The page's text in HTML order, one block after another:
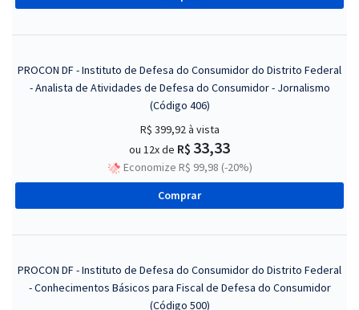
PROCON DF - Instituto de Defesa do Consumidor do Distrito Federal
- Analista de Atividades de Defesa do Consumidor - Jornalismo
(Código 406)
R$ 399,92à vista
ou 12x de R$ 33,33
Economize R$ 99,98 (-20%)
Comprar
PROCON DF - Instituto de Defesa do Consumidor do Distrito Federal
- Conhecimentos Básicos para Fiscal de Defesa do Consumidor
(Código 500)